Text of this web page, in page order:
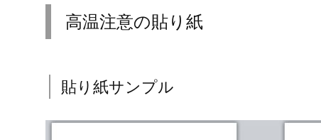
高温注意の貼り紙
貼り紙サンプル